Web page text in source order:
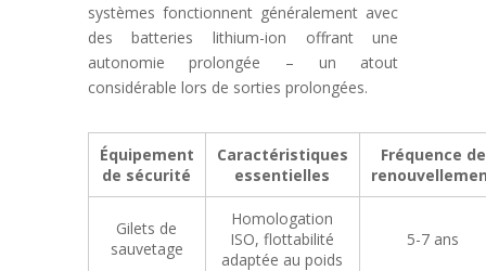
systèmes fonctionnent généralement avec
des batteries lithium-ion offrant une
autonomie prolongée – un atout
considérable lors de sorties prolongées.
Équipement
de sécurité
Caractéristiques
essentielles
Fréquence de
Gilets de
sauvetage
Homologation
ISO, flottabilité
adaptée au poids
5-7 ans